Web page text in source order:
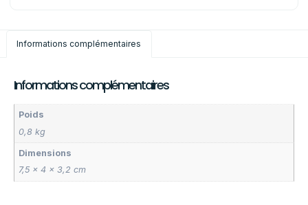
Informations complémentaires
Informations complémentaires
Poids
0,8 kg
Dimensions
7,5 × 4 × 3,2 cm